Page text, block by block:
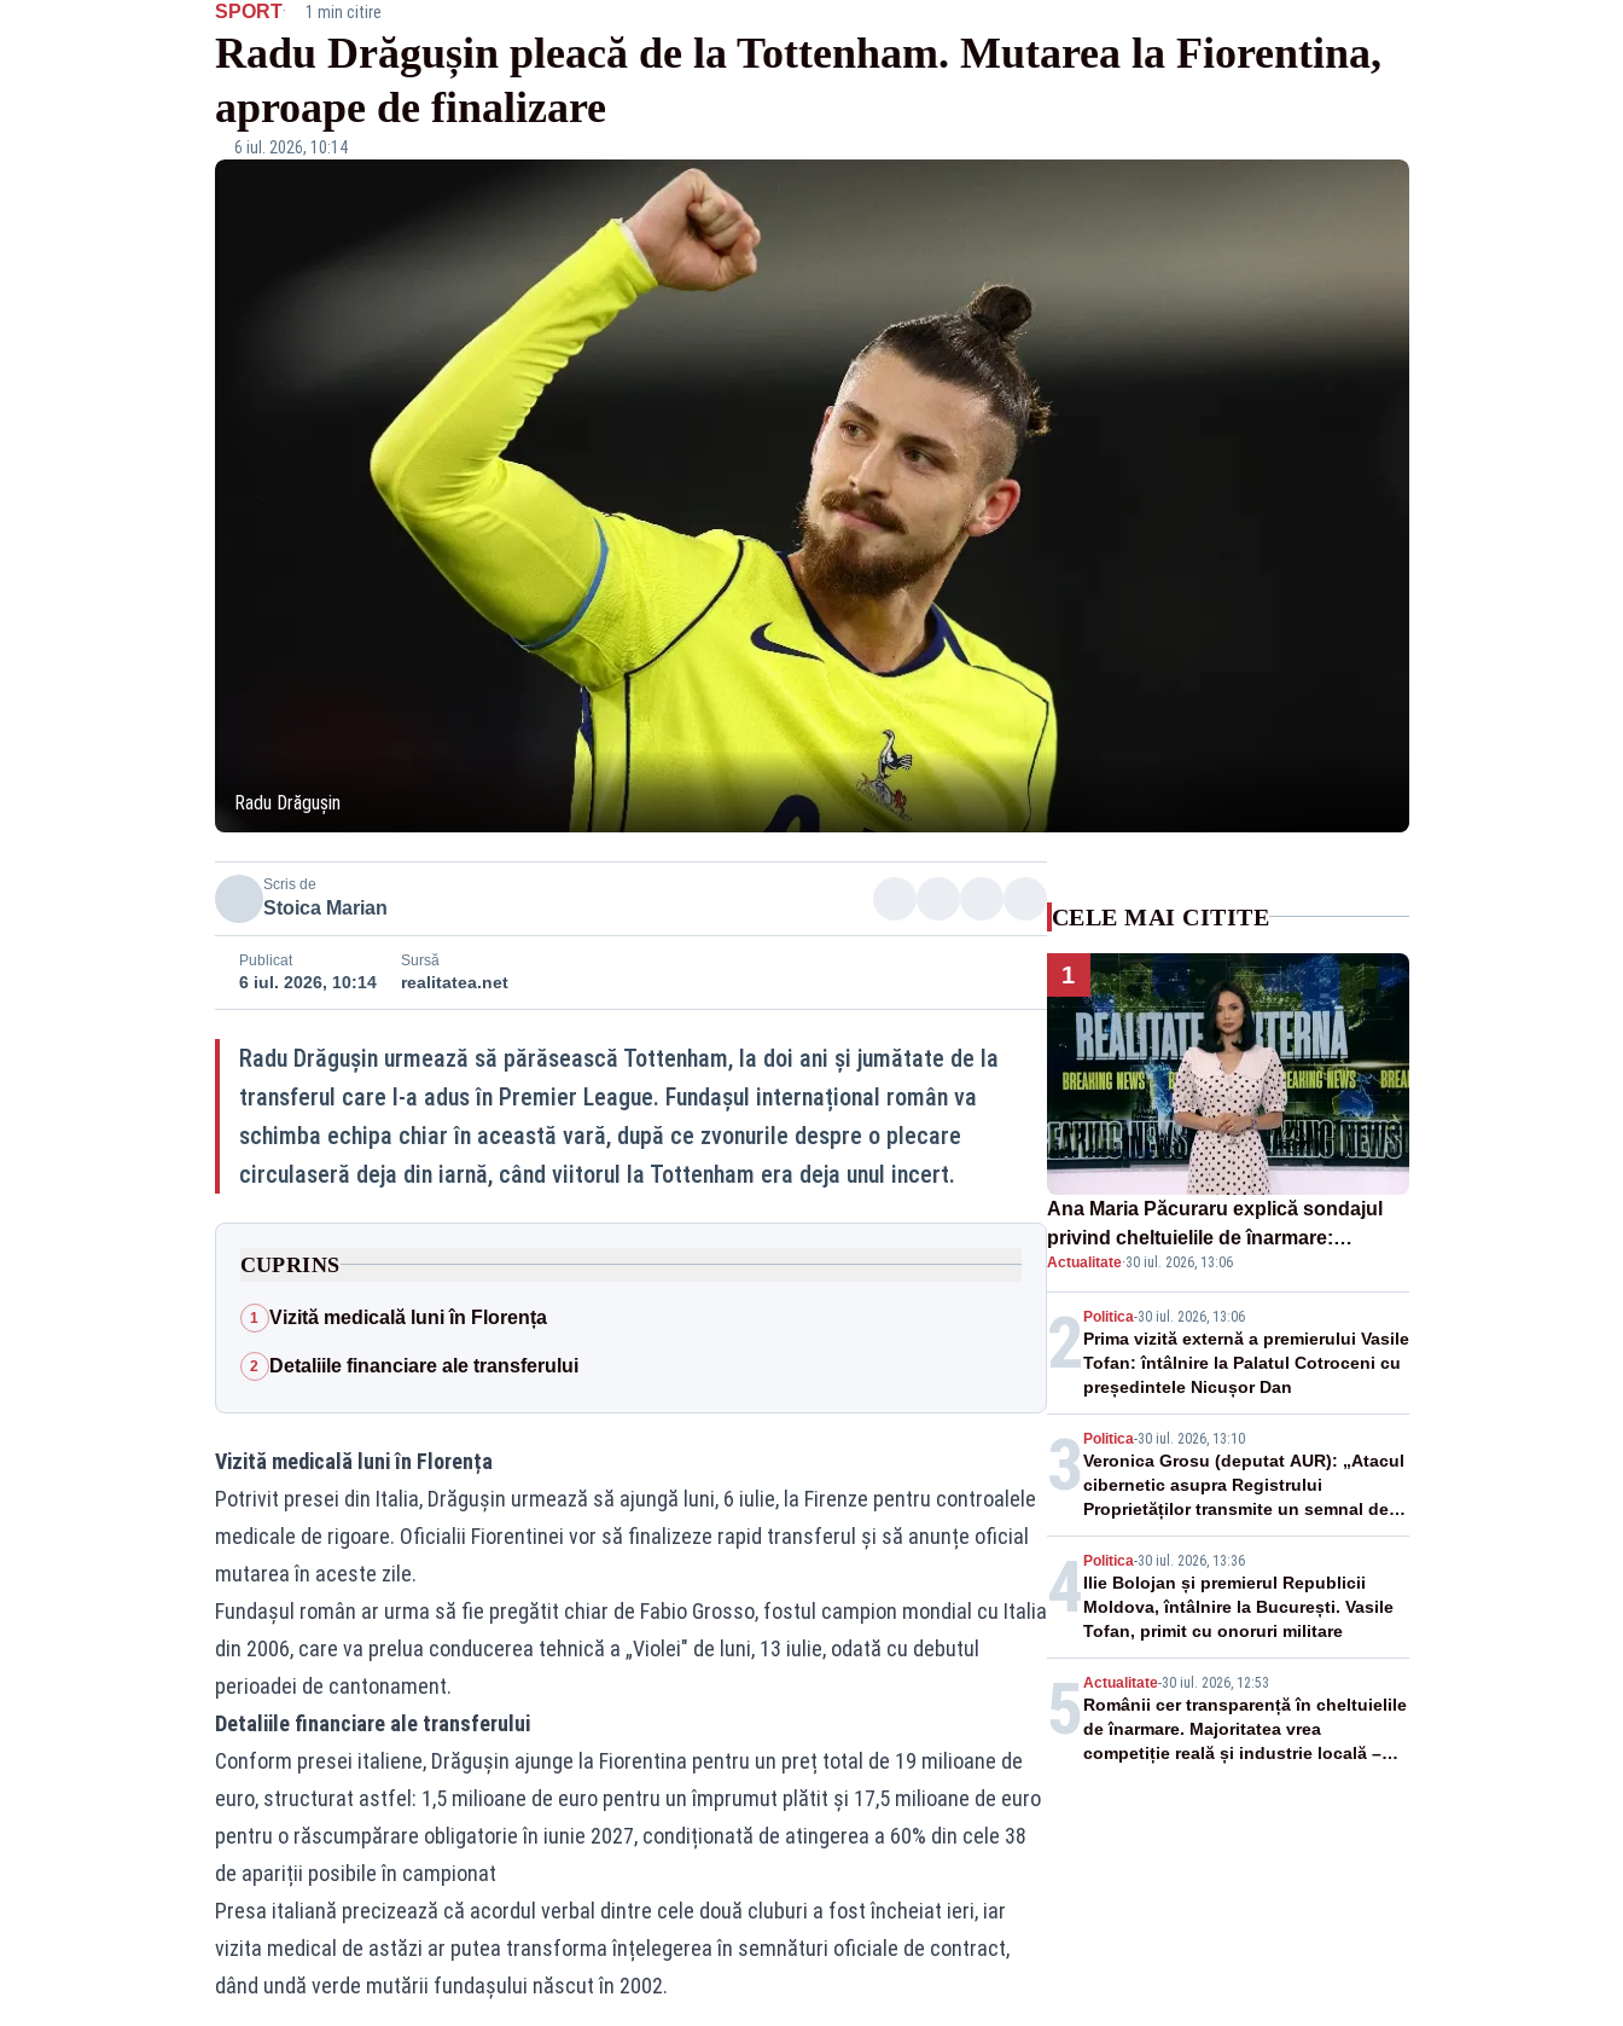
SPORT· 1 min citire
Radu Drăgușin pleacă de la Tottenham. Mutarea la Fiorentina,
aproape de finalizare
6 iul. 2026, 10:14
Radu Drăgușin
Scris de
Stoica Marian
Publicat
6 iul. 2026, 10:14
Sursă
realitatea.net
Radu Drăgușin urmează să părăsească Tottenham, la doi ani și jumătate de la
transferul care l-a adus în Premier League. Fundașul internațional român va
schimba echipa chiar în această vară, după ce zvonurile despre o plecare
circulaseră deja din iarnă, când viitorul la Tottenham era deja unul incert.
CUPRINS
1 Vizită medicală luni în Florența
2 Detaliile financiare ale transferului
Vizită medicală luni în Florența
Potrivit presei din Italia, Drăgușin urmează să ajungă luni, 6 iulie, la Firenze pentru controalele
medicale de rigoare. Oficialii Fiorentinei vor să finalizeze rapid transferul și să anunțe oficial
mutarea în aceste zile.
Fundașul român ar urma să fie pregătit chiar de Fabio Grosso, fostul campion mondial cu Italia
din 2006, care va prelua conducerea tehnică a „Violei" de luni, 13 iulie, odată cu debutul
perioadei de cantonament.
Detaliile financiare ale transferului
Conform presei italiene, Drăgușin ajunge la Fiorentina pentru un preț total de 19 milioane de
euro, structurat astfel: 1,5 milioane de euro pentru un împrumut plătit și 17,5 milioane de euro
pentru o răscumpărare obligatorie în iunie 2027, condiționată de atingerea a 60% din cele 38
de apariții posibile în campionat
Presa italiană precizează că acordul verbal dintre cele două cluburi a fost încheiat ieri, iar
vizita medical de astăzi ar putea transforma înțelegerea în semnături oficiale de contract,
dând undă verde mutării fundașului născut în 2002.
CELE MAI CITITE
1
Ana Maria Păcuraru explică sondajul
privind cheltuielile de înarmare:
Românii cer transparență în achiziții și
un echilibru între partenerii externi
Actualitate·30 iul. 2026, 13:06
2Politica-30 iul. 2026, 13:06
Prima vizită externă a premierului Vasile
Tofan: întâlnire la Palatul Cotroceni cu
președintele Nicușor Dan
3 Politica-30 iul. 2026, 13:10
Veronica Grosu (deputat AUR): „Atacul
cibernetic asupra Registrului
Proprietăților transmite un semnal de
neîncredere investitorilor”
4Politica-30 iul. 2026, 13:36
Ilie Bolojan și premierul Republicii
Moldova, întâlnire la București. Vasile
Tofan, primit cu onoruri militare
5 Actualitate-30 iul. 2026, 12:53
Românii cer transparență în cheltuielile
de înarmare. Majoritatea vrea
competiție reală și industrie locală –